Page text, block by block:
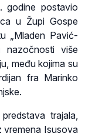
godine postavio
u Župi Gospe
„Mladen Pavić-
nazočnosti više
među kojima su
fra Marinko
trajala,
vremena Isusova